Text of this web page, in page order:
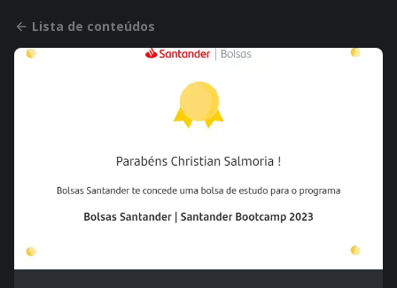
Lista de conteúdos